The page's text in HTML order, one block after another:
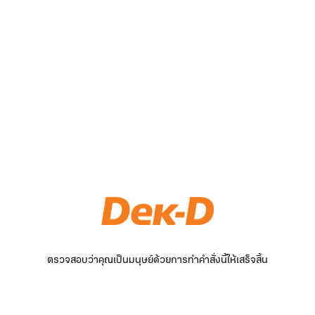
ตรวจสอบว่าคุณเป็นมนุษย์ด้วยการทำคำสั่งนี้ให้เสร็จสิ้น